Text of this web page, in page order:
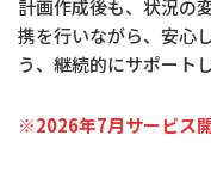
計画作成後も、状況の
携を行いながら、安心
う、継続的にサポートし
※2026年7月サービス